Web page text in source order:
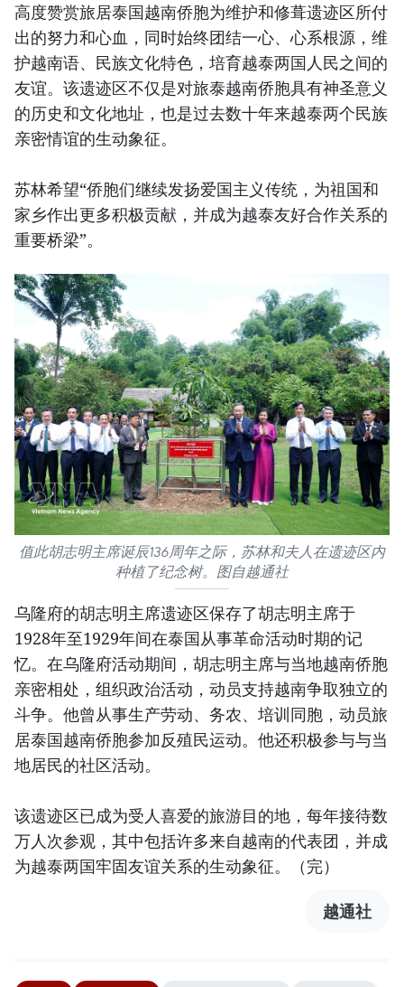
高度赞赏旅居泰国越南侨胞为维护和修葺遗迹区所付
出的努力和心血，同时始终团结一心、心系根源，维
护越南语、民族文化特色，培育越泰两国人民之间的
友谊。该遗迹区不仅是对旅泰越南侨胞具有神圣意义
的历史和文化地址，也是过去数十年来越泰两个民族
亲密情谊的生动象征。
苏林希望“侨胞们继续发扬爱国主义传统，为祖国和
家乡作出更多积极贡献，并成为越泰友好合作关系的
重要桥梁”。
值此胡志明主席诞辰136周年之际，苏林和夫人在遗迹区内
种植了纪念树。图自越通社
乌隆府的胡志明主席遗迹区保存了胡志明主席于
1928年至1929年间在泰国从事革命活动时期的记
忆。在乌隆府活动期间，胡志明主席与当地越南侨胞
亲密相处，组织政治活动，动员支持越南争取独立的
斗争。他曾从事生产劳动、务农、培训同胞，动员旅
居泰国越南侨胞参加反殖民运动。他还积极参与与当
地居民的社区活动。
该遗迹区已成为受人喜爱的旅游目的地，每年接待数
万人次参观，其中包括许多来自越南的代表团，并成
为越泰两国牢固友谊关系的生动象征。（完）
越通社